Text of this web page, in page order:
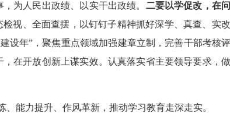
为人民出政绩、以实干出政绩。 二要以学促改，在
视、全面查摆，以钉钉子精神抓好深学、真查、实改
设年”，聚焦重点领域加强建章立制，完善干部考核
在开放创新上谋实效。认真落实省主要领导要求，做
能力提升、作风革新，推动学习教育走深走实。